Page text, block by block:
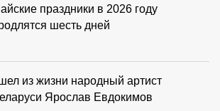
праздники в 2026 году
шесть дней
из жизни народный артист
Ярослав Евдокимов